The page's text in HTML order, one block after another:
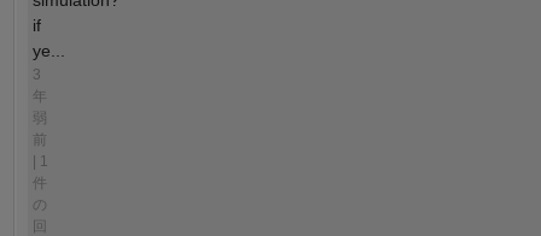
if
ye...
3
年
弱
前
| 1
件
の
回